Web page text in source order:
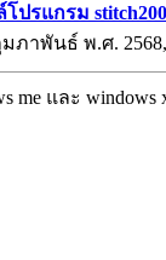
ปรแกรม
ภาพันธ์ พ.ศ. 2568,
me และ